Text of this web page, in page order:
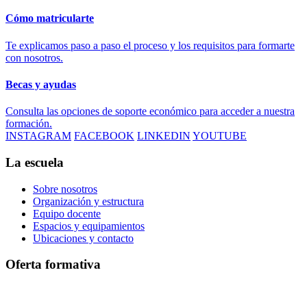
Cómo matricularte
Te explicamos paso a paso el proceso y los requisitos para formarte
con nosotros.
Becas y ayudas
Consulta las opciones de soporte económico para acceder a nuestra
formación.
INSTAGRAM FACEBOOK LINKEDIN YOUTUBE
La escuela
Sobre nosotros
Organización y estructura
Equipo docente
Espacios y equipamientos
Ubicaciones y contacto
Oferta formativa